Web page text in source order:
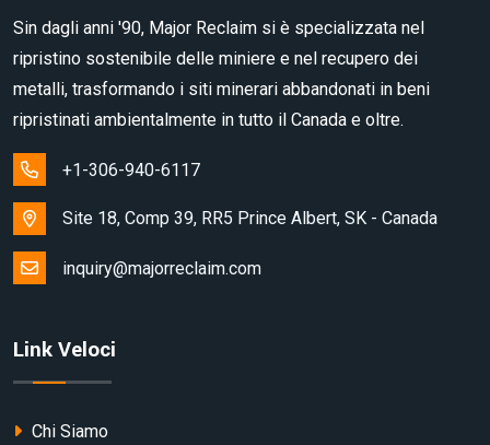
Sin dagli anni '90, Major Reclaim si è specializzata nel
ripristino sostenibile delle miniere e nel recupero dei
metalli, trasformando i siti minerari abbandonati in beni
ripristinati ambientalmente in tutto il Canada e oltre.
+1-306-940-6117
Site 18, Comp 39, RR5 Prince Albert, SK - Canada
inquiry@majorreclaim.com
Link Veloci
Chi Siamo